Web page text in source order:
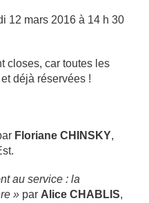
12 mars 2016 à 14 h 30
closes, car toutes les
déjà réservées !
Floriane CHINSKY,
au service : la
» par Alice CHABLIS,